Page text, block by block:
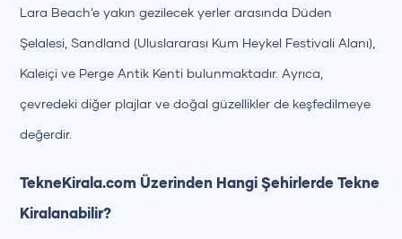
Lara Beach’e yakın gezilecek yerler arasında Düden
Şelalesi, Sandland (Uluslararası Kum Heykel Festivali Alanı),
Kaleiçi ve Perge Antik Kenti bulunmaktadır. Ayrıca,
çevredeki diğer plajlar ve doğal güzellikler de keşfedilmeye
değerdir.
TekneKirala.com Üzerinden Hangi Şehirlerde Tekne
Kiralanabilir?